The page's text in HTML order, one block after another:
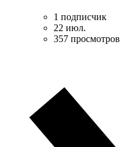
1 подписчик
22 июл.
357 просмотров